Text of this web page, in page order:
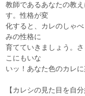
教師であるあなたの教
す。性格が変
化すると、カレのしゃ
みの性格に
育てていきましょう。
こにもいな
いッ！あなた色のカレ
【カレシの見た目を自